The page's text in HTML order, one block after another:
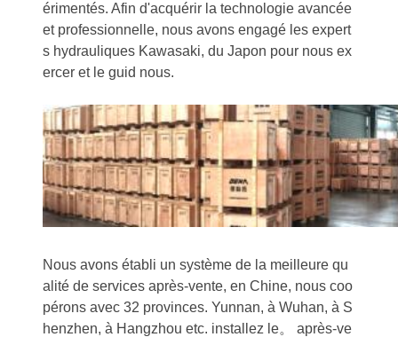
érimentés. Afin d'acquérir la technologie avancée
et professionnelle, nous avons engagé les expert
s hydrauliques Kawasaki, du Japon pour nous ex
ercer et le guid nous.
Nous avons établi un système de la meilleure qu
alité de services après-vente, en Chine, nous coo
pérons avec 32 provinces. Yunnan, à Wuhan, à S
henzhen, à Hangzhou etc. installez le。 après-ve